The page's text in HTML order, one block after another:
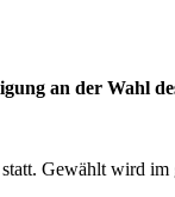
an der Wahl
Gewählt wird